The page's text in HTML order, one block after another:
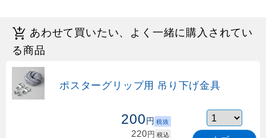
あわせて買いたい、よく一緒に購入されてい
る商品
ポスターグリップ用 吊り下げ金具
200円 税抜
220円 税込